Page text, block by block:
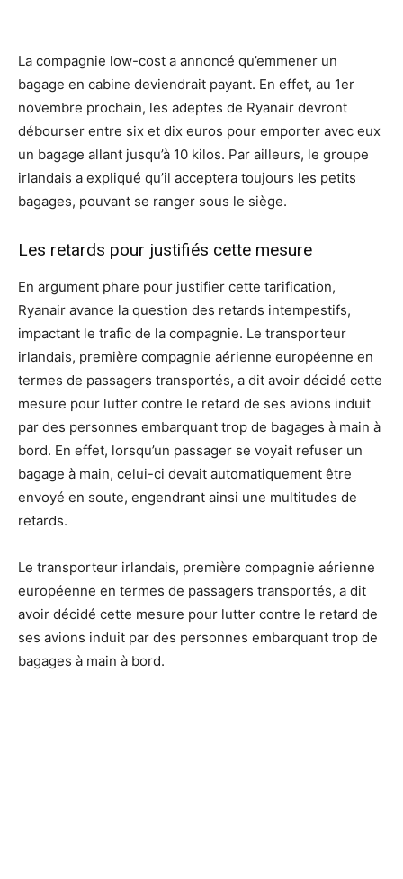
La compagnie low-cost a annoncé qu’emmener un
bagage en cabine deviendrait payant. En effet, au 1er
novembre prochain, les adeptes de Ryanair devront
débourser entre six et dix euros pour emporter avec eux
un bagage allant jusqu’à 10 kilos. Par ailleurs, le groupe
irlandais a expliqué qu’il acceptera toujours les petits
bagages, pouvant se ranger sous le siège.
Les retards pour justifiés cette mesure
En argument phare pour justifier cette tarification,
Ryanair avance la question des retards intempestifs,
impactant le trafic de la compagnie. Le transporteur
irlandais, première compagnie aérienne européenne en
termes de passagers transportés, a dit avoir décidé cette
mesure pour lutter contre le retard de ses avions induit
par des personnes embarquant trop de bagages à main à
bord. En effet, lorsqu’un passager se voyait refuser un
bagage à main, celui-ci devait automatiquement être
envoyé en soute, engendrant ainsi une multitudes de
retards.
Le transporteur irlandais, première compagnie aérienne
européenne en termes de passagers transportés, a dit
avoir décidé cette mesure pour lutter contre le retard de
ses avions induit par des personnes embarquant trop de
bagages à main à bord.